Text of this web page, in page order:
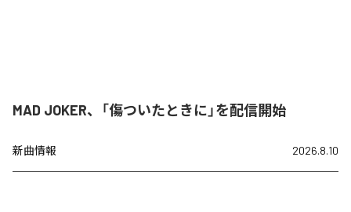
MAD JOKER、「傷ついたときに」を配信開始
新曲情報 2026.8.10